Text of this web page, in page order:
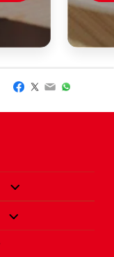
Facebook
Twitter
Email